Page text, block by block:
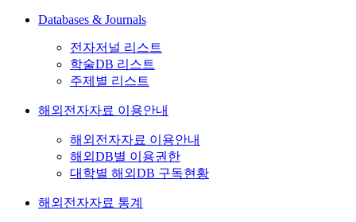
Databases & Journals
전자저널 리스트
학술DB 리스트
주제별 리스트
해외전자자료 이용안내
해외전자자료 이용안내
해외DB별 이용권한
대학별 해외DB 구독현황
해외전자자료 통계